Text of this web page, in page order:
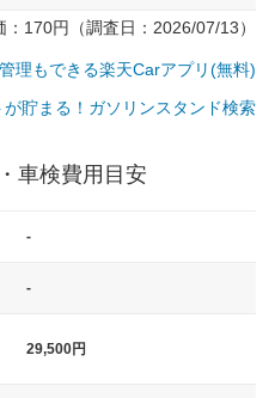
170円（調査日：2026/07/13）
理もできる楽天Carアプリ(無料)
貯まる！ガソリンスタンド検索
車検費用目安
-
-
29,500円